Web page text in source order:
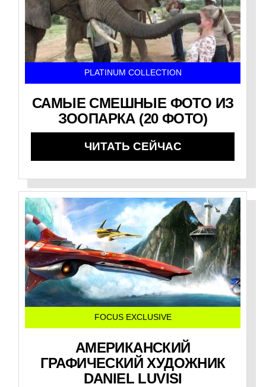
PLATINUM COLLECTION
САМЫЕ СМЕШНЫЕ ФОТО ИЗ
ЗООПАРКА (20 ФОТО)
ЧИТАТЬ СЕЙЧАС
FOCUS EXCLUSIVE
АМЕРИКАНСКИЙ
ГРАФИЧЕСКИЙ ХУДОЖНИК
DANIEL LUVISI